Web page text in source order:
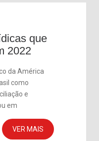
que
2022
da América
como
e
em
VER MAIS